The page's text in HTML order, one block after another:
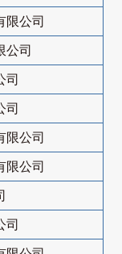
限公司
公司
司
司
限公司
限公司
司